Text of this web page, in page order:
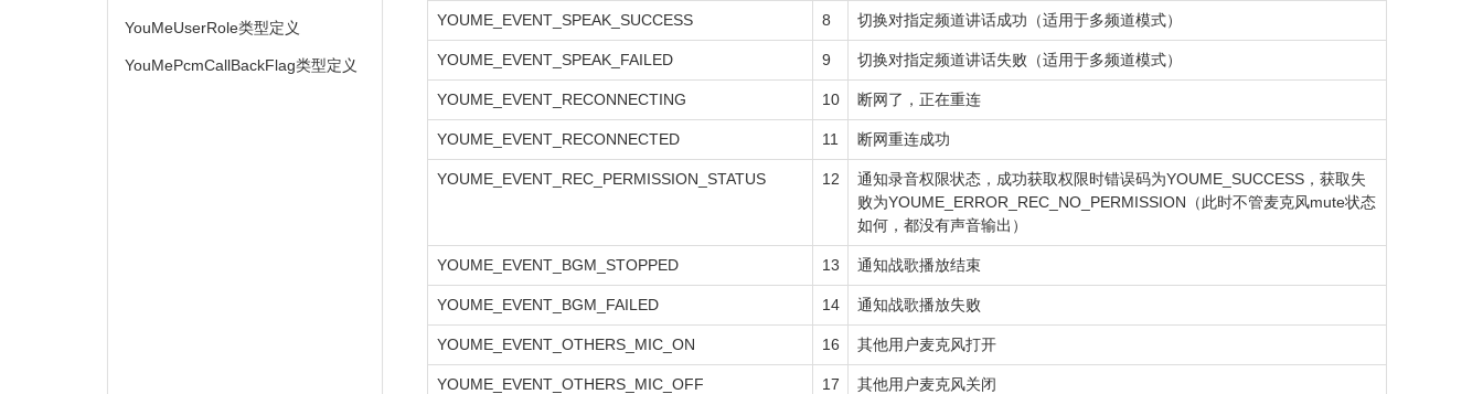
YouMeUserRole类型定义
YouMePcmCallBackFlag类型定义
YOUME_EVENT_SPEAK_SUCCESS 8 切换对指定频道讲话成功（适用于多频道模式）
YOUME_EVENT_SPEAK_FAILED 9 切换对指定频道讲话失败（适用于多频道模式）
YOUME_EVENT_RECONNECTING 10 断网了，正在重连
YOUME_EVENT_RECONNECTED 11 断网重连成功
YOUME_EVENT_REC_PERMISSION_STATUS 12
通知录音权限状态，成功获取权限时错误码为YOUME_SUCCESS，获取失
败为YOUME_ERROR_REC_NO_PERMISSION（此时不管麦克风mute状态
如何，都没有声音输出）
YOUME_EVENT_BGM_STOPPED 13 通知战歌播放结束
YOUME_EVENT_BGM_FAILED 14 通知战歌播放失败
YOUME_EVENT_OTHERS_MIC_ON 16 其他用户麦克风打开
YOUME_EVENT_OTHERS_MIC_OFF 17 其他用户麦克风关闭